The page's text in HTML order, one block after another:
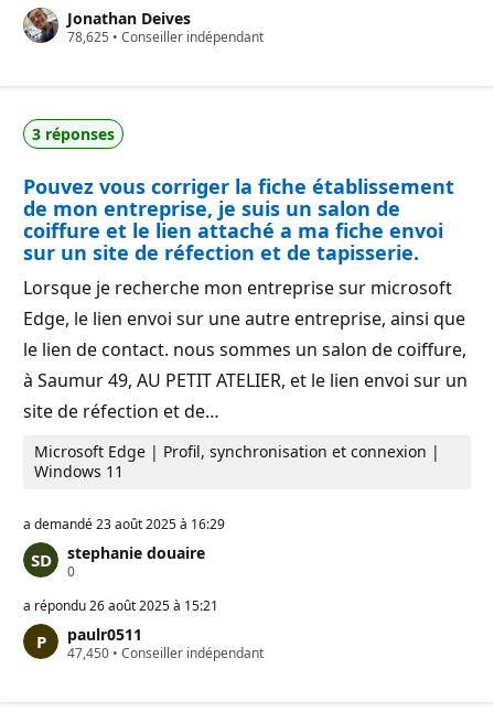
t
s
p
u
t
t
i
o
n
Jonathan Deives
78,625 P
s
d
e
é
p
u
t
a
o
n
• Conseiller indépendant
3 réponses
Pouvez vous corriger la fiche établissement
de mon entreprise, je suis un salon de
coiffure et le lien attaché a ma fiche envoi
sur un site de réfection et de tapisserie.
Lorsque je recherche mon entreprise sur microsoft
Edge, le lien envoi sur une autre entreprise, ainsi que
le lien de contact. nous sommes un salon de coiffure,
à Saumur 49, AU PETIT ATELIER, et le lien envoi sur un
site de réfection et de…
Microsoft Edge | Profil, synchronisation et connexion |
Windows 11
a demandé23 août 2025 à 16:29
stephanie douaire
0P
i
t
s
a répondu26 août 2025 à 15:21
paulr0511
47,450 P• Conseiller indépendant